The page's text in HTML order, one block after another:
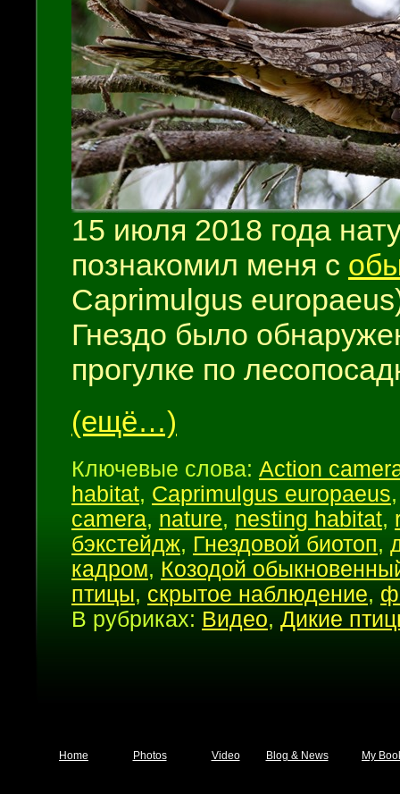
15 июля 2018 года
познакомил меня с
Caprimulgus
Гнездо было
прогулке по
(ещё…)
Ключевые слова: Action
habitat, Caprimulgus europaeus
camera, nature, nesting habitat,
бэкстейдж, Гнездовой биотоп,
кадром, Козодой
птицы, скрытое наблюдение,
В рубриках: Видео, Дикие
Home Photos Video Blog & News My